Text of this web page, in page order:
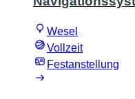
Wesel
Vollzeit
Festanstellung